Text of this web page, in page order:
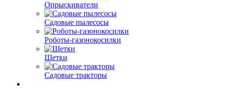
Опрыскиватели
Садовые пылесосы
Роботы-газонокосилки
Щетки
Садовые тракторы